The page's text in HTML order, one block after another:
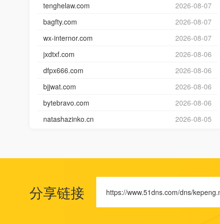
tenghelaw.com
2026-08-07
bagfty.com
2026-08-07
wx-internor.com
2026-08-07
jxdtxf.com
2026-08-06
dfpx666.com
2026-08-06
bjjwat.com
2026-08-06
bytebravo.com
2026-08-06
natashazinko.cn
2026-08-05
分享链接 https://www.51dns.com/dns/